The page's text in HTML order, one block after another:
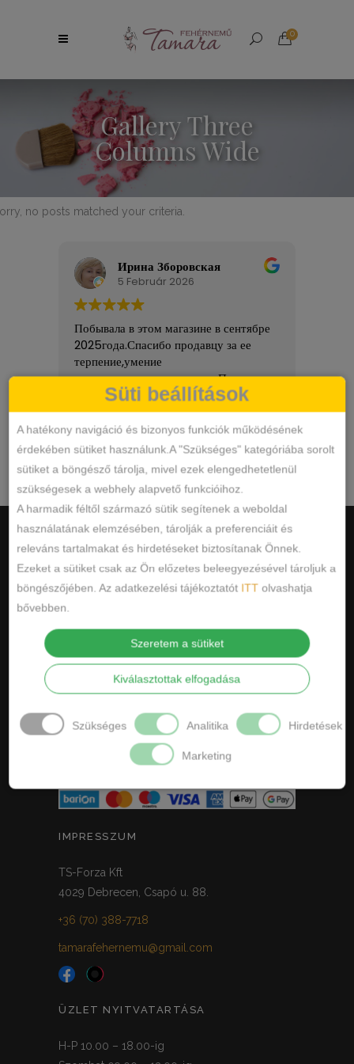
0
Gallery Three
Columns Wide
no posts matched your criteria.
Ирина Зборовская
5 Február 2026
Побывала в этом магазине в сентябре
2025года.Спасибо продавцу за ее
терпение,умение
подсказать,угодить,помочь.Попросила
скидку,у меня был день рождения и
мне ее предоставили,спасибо,еще
приду обязательно.Рекомендую!!
Olvass tovább
Googleösszesített értékelés
5.0az 5-ből,12 véleményalapján
HASZNOS INFORMÁCIÓK
ADATKEZELÉSI TÁJÉKOZTATÓ
ELÁLLÁS / VISSZAKÜLDÉS
ELÁLLÁS A SZERZŐDÉSTŐL
IMPRESSZUM
TS-Forza Kft
4029 Debrecen, Csapó u. 88.
+36 (70) 388-7718
tamarafehernemu@gmail.com
ÜZLET NYITVATARTÁSA
H-P 10.00 – 18.00-ig
Süti beállítások
A hatékony navigáció és bizonyos funkciók működésének
érdekében sütiket használunk.A "Szükséges" kategóriába sorolt
sütiket a böngésző tárolja, mivel ezek elengedhetetlenül
szükségesek a webhely alapvető funkcióihoz.
A harmadik féltől származó sütik segítenek a weboldal
használatának elemzésében, tárolják a preferenciáit és
releváns tartalmakat és hirdetéseket biztosítanak Önnek.
Ezeket a sütiket csak az Ön előzetes beleegyezésével tároljuk a
böngészőjében. Az adatkezelési tájékoztatót ITT olvashatja
bővebben.
Szeretem a sütiket
Kiválasztottak elfogadása
Szükséges Analitika Hirdetések
Marketing